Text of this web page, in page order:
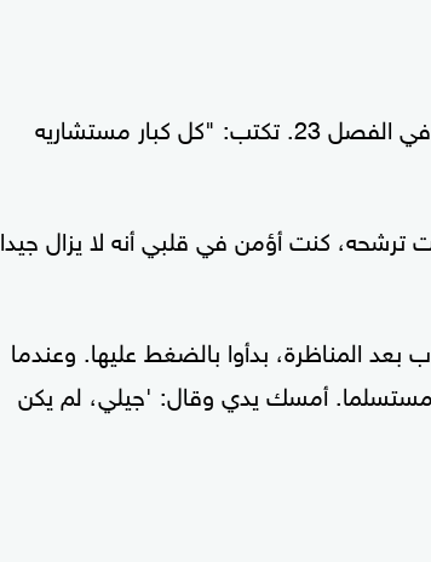
لا تبدأ جيل الحديث عن قرار زوجها الترشح لولاية ثانية إلا في الفصل 23. تكتب: "كل كبار مستشاريه
كنت أؤمن في قلبي أنه لا يزال جيدا
بعد المناظرة، بدأوا بالضغط عليها. وعندما
ومستسلما. أمسك يدي وقال: 'جيلي، لم يكن